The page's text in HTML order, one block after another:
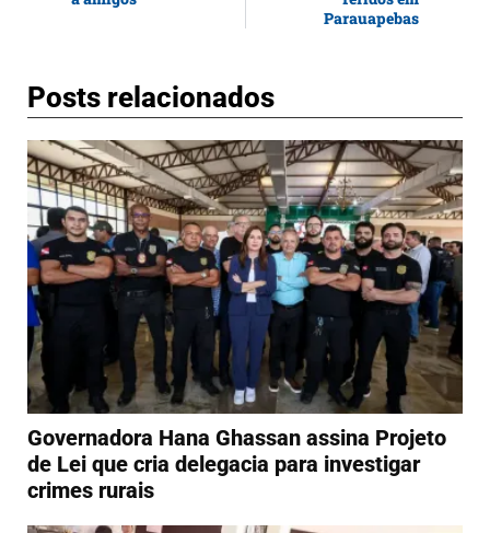
Parauapebas
Posts relacionados
Governadora Hana Ghassan assina Projeto
de Lei que cria delegacia para investigar
crimes rurais